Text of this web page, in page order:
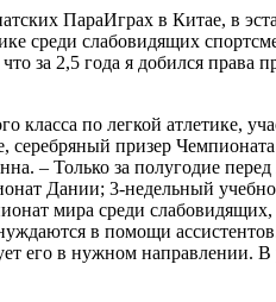
ПараИграх в Китае, в
среди слабовидящих
за 2,5 года я добился права
класса по легкой атлетике,
призер
­– Только за полугодие
Дании; 3-недельный
мира среди
в помощи
его в нужном направлении. В